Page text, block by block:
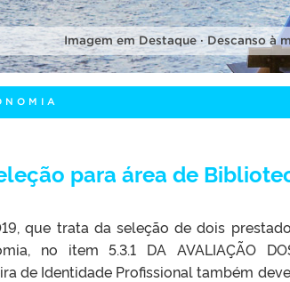
Imagem em Destaque · Descanso à
para área de
que trata da seleção de dois
no item 5.3.1 DA AVALIAÇÃO
de Identidade Profissional também